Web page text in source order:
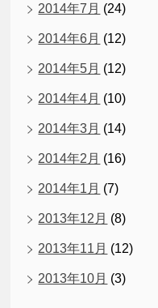
2014年7月 (24)
2014年6月 (12)
2014年5月 (12)
2014年4月 (10)
2014年3月 (14)
2014年2月 (16)
2014年1月 (7)
2013年12月 (8)
2013年11月 (12)
2013年10月 (3)